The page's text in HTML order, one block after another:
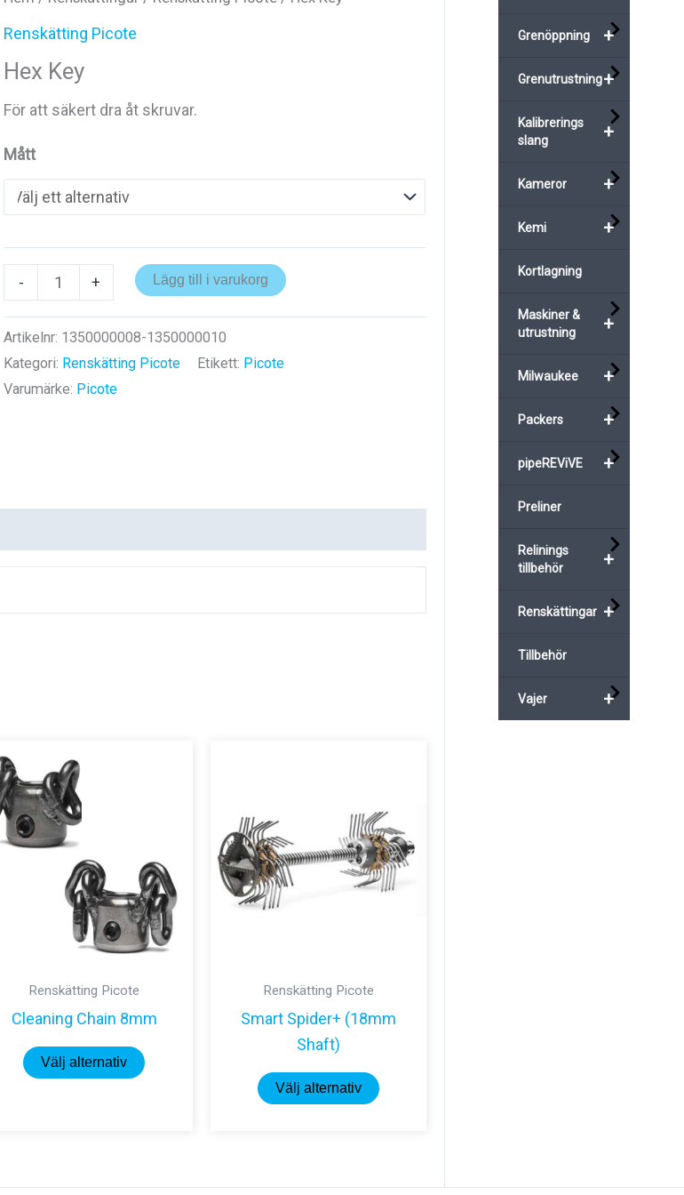
Renskätting Picote
Hex Key
För att säkert dra åt skruvar.
Mått
-
Key
mängd
+ Lägg till i varukorg
Artikelnr: 1350000008-1350000010
Kategori: Renskätting Picote Etikett: Picote
Varumärke: Picote
Renskätting Picote
Cleaning Chain 8mm
Välj alternativ
Renskätting Picote
Smart Spider+ (18mm
Shaft)
Välj alternativ
Den
+
Grenöppning
+
Grenutrustning
+
Kalibrerings
slang
+
Kameror
+
Kemi
Kortlagning
+
Maskiner &
utrustning
+
Milwaukee
+
Packers
+
pipeREViVE
Preliner
+
Relinings
tillbehör
+
Renskättingar
Tillbehör
+
Vajer